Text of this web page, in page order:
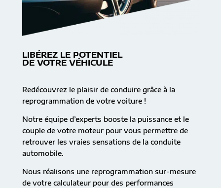
LIBÉREZ LE POTENTIEL
DE VOTRE VÉHICULE
Redécouvrez le plaisir de conduire grâce à la
reprogrammation de votre voiture !
Notre équipe d’experts booste la puissance et le
couple de votre moteur pour vous permettre de
retrouver les vraies sensations de la conduite
automobile.
Nous réalisons une reprogrammation sur-mesure
de votre calculateur pour des performances